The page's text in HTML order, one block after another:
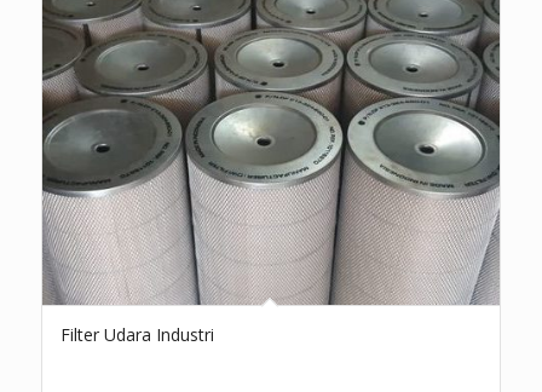
Filter Udara Industri